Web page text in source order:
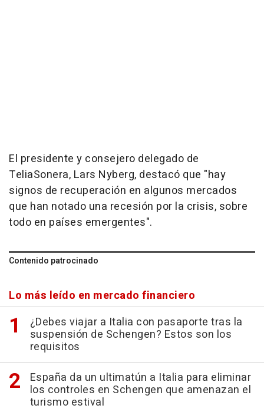
El presidente y consejero delegado de
TeliaSonera, Lars Nyberg, destacó que "hay
signos de recuperación en algunos mercados
que han notado una recesión por la crisis, sobre
todo en países emergentes".
Contenido patrocinado
Lo más leído en mercado financiero
¿Debes viajar a Italia con pasaporte tras la
suspensión de Schengen? Estos son los
requisitos
España da un ultimatún a Italia para eliminar
los controles en Schengen que amenazan el
turismo estival